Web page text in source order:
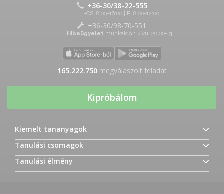
+36-30/38-22-555
H-CS: 8:00-16:00 | P: 8:00-12:00
+36-30/98-70-551
Hibaügyelet munkaidőn kívül 20:00-ig
165.222.750megválaszolt feladat
Kipróbálom
Kiemelt tananyagok
Tanulási csomagok
Tanulási élmény